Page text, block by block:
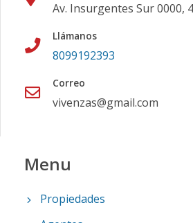
Av. Insurgentes Sur 0000,
Llámanos
8099192393
Correo
vivenzas@gmail.com
Menu
Propiedades